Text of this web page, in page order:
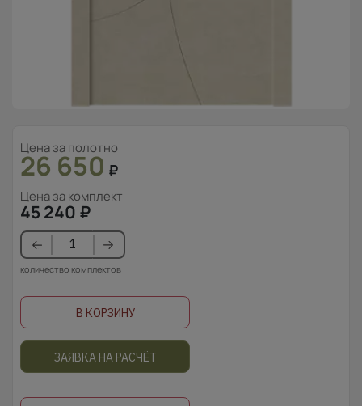
Цена за полотно
26 650 ₽
Цена за комплект
45 240 ₽
количество комплектов
В КОРЗИНУ
ЗАЯВКА НА РАСЧЁТ